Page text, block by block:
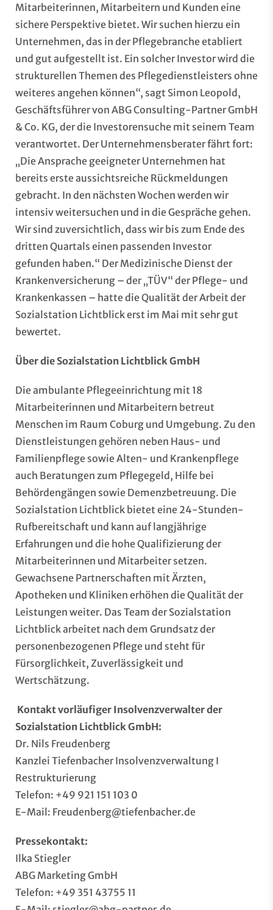
Mitarbeiterinnen, Mitarbeitern und Kunden eine
sichere Perspektive bietet. Wir suchen hierzu ein
Unternehmen, das in der Pflegebranche etabliert
und gut aufgestellt ist. Ein solcher Investor wird die
strukturellen Themen des Pflegedienstleisters ohne
weiteres angehen können“, sagt Simon Leopold,
Geschäftsführer von ABG Consulting-Partner GmbH
& Co. KG, der die Investorensuche mit seinem Team
verantwortet. Der Unternehmensberater fährt fort:
„Die Ansprache geeigneter Unternehmen hat
bereits erste aussichtsreiche Rückmeldungen
gebracht. In den nächsten Wochen werden wir
intensiv weitersuchen und in die Gespräche gehen.
Wir sind zuversichtlich, dass wir bis zum Ende des
dritten Quartals einen passenden Investor
gefunden haben.“ Der Medizinische Dienst der
Krankenversicherung – der „TÜV“ der Pflege- und
Krankenkassen – hatte die Qualität der Arbeit der
Sozialstation Lichtblick erst im Mai mit sehr gut
bewertet.
Über die Sozialstation Lichtblick GmbH
Die ambulante Pflegeeinrichtung mit 18
Mitarbeiterinnen und Mitarbeitern betreut
Menschen im Raum Coburg und Umgebung. Zu den
Dienstleistungen gehören neben Haus- und
Familienpflege sowie Alten- und Krankenpflege
auch Beratungen zum Pflegegeld, Hilfe bei
Behördengängen sowie Demenzbetreuung. Die
Sozialstation Lichtblick bietet eine 24-Stunden-
Rufbereitschaft und kann auf langjährige
Erfahrungen und die hohe Qualifizierung der
Mitarbeiterinnen und Mitarbeiter setzen.
Gewachsene Partnerschaften mit Ärzten,
Apotheken und Kliniken erhöhen die Qualität der
Leistungen weiter. Das Team der Sozialstation
Lichtblick arbeitet nach dem Grundsatz der
personenbezogenen Pflege und steht für
Fürsorglichkeit, Zuverlässigkeit und
Wertschätzung.
Kontakt vorläufiger Insolvenzverwalter der
Sozialstation Lichtblick GmbH:
Dr. Nils Freudenberg
Kanzlei Tiefenbacher Insolvenzverwaltung I
Restrukturierung
Telefon: +49 921 151 103 0
E-Mail: Freudenberg@tiefenbacher.de
Pressekontakt:
Ilka Stiegler
ABG Marketing GmbH
Telefon: +49 351 43755 11